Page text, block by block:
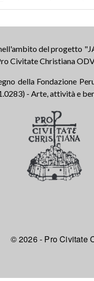
del progetto
Civitate Christiana
della Fondazione
- Arte, attività e
© 2026 - Pro Civitate